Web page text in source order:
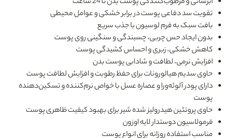
تقویت سد دفاعی پوست در برابر خشکی و عوامل محیطی
بافت سبک به فرم لوسیون با جذب سریع
بدون ایجاد حس چربی، چسبندگی و سنگینی روی پوست
کاهش خشکی، زبری و احساس کشیدگی پوست
افزایش نرمی، لطافت و شادابی پوست بدن
حاوی سدیم هیالورونات برای حفظ رطوبت و افزایش لطافت پوست
دارای پودر آلوئه‌ورا و عصاره عسل با خواص نرم‌کننده و تسکین‌دهنده
پوست
حاوی پروتئین هیدرولیز شده شیر برای بهبود کیفیت ظاهری پوست
فرمولاسیون دوستدار لایه اوزون
مناسب استفاده روزانه برای انواع پوست